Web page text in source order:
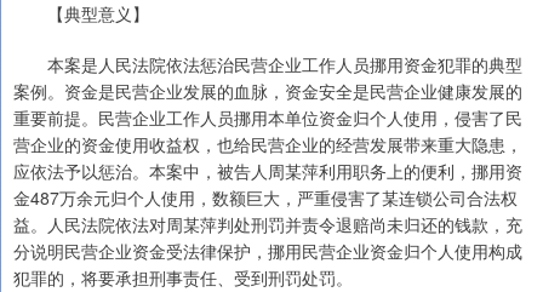
【典型意义】
本案是人民法院依法惩治民营企业工作人员挪用资金犯罪的典型
案例。资金是民营企业发展的血脉，资金安全是民营企业健康发展的
重要前提。民营企业工作人员挪用本单位资金归个人使用，侵害了民
营企业的资金使用收益权，也给民营企业的经营发展带来重大隐患，
应依法予以惩治。本案中，被告人周某萍利用职务上的便利，挪用资
金487万余元归个人使用，数额巨大，严重侵害了某连锁公司合法权
益。人民法院依法对周某萍判处刑罚并责令退赔尚未归还的钱款，充
分说明民营企业资金受法律保护，挪用民营企业资金归个人使用构成
犯罪的，将要承担刑事责任、受到刑罚处罚。